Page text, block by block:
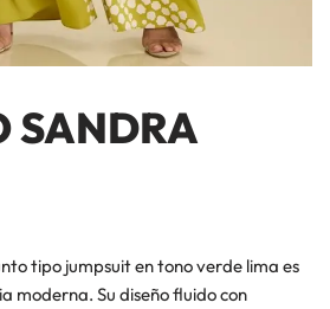
SANDRA
tipo jumpsuit en tono verde lima es
moderna. Su diseño fluido con